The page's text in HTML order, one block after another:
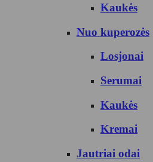
Kaukės
Nuo kuperozės
Losjonai
Serumai
Kaukės
Kremai
Jautriai odai